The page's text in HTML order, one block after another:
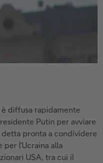
diffusa rapidamente
Putin per avviare
pronta a condividere
per l'Ucraina alla
USA, tra cui il